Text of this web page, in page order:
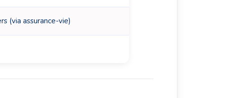
(via assurance-vie)